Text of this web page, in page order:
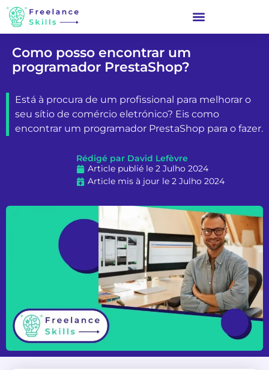
Como posso encontrar um
programador PrestaShop?
Está à procura de um profissional para melhorar o
seu sítio de comércio eletrónico? Eis como
encontrar um programador PrestaShop para o fazer.
Rédigé par David Lefèvre
Article publié le 2 Julho 2024
Article mis à jour le 2 Julho 2024